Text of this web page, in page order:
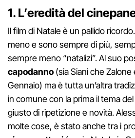
1. L’eredità del
Il film di Natale è un pallido
meno e sono sempre di più,
sempre meno “natalizi”. Al suo
capodanno (sia Siani che
Gennaio) ma è tutta un’altra
in comune con la prima il tema
giusto di ripetizione e novità.
molte cose, è stato anche tra i